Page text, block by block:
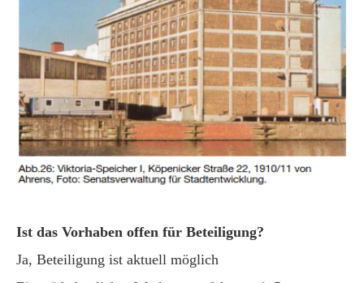
Ist das Vorhaben offen für Beteiligung?
Ja, Beteiligung ist aktuell möglich